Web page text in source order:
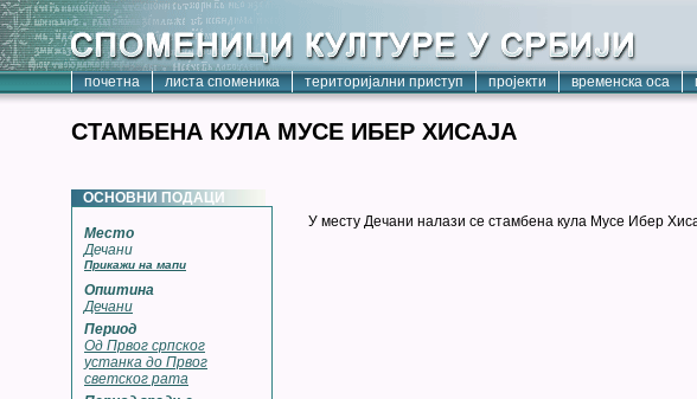
почетна листа споменика територијални приступ пројекти временска оса
СТАМБЕНА КУЛА МУСЕ ИБЕР ХИСАЈА
ОСНОВНИ ПОДАЦИ
Место
Дечани
Прикажи на мапи
Општина
Дечани
Период
Од Првог српског
устанка до Првог
светског рата
У месту Дечани налази се стамбена кула Мусе Ибер